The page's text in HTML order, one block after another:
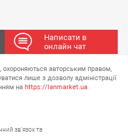
Написати в
онлайн чат
зв'язок та
охороняються авторським правом,
лише з дозволу адміністрації
на https://lanmarket.ua